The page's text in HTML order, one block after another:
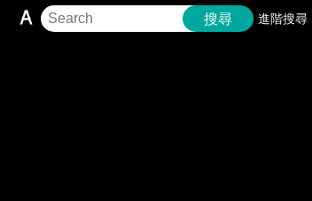
搜尋 進階搜尋